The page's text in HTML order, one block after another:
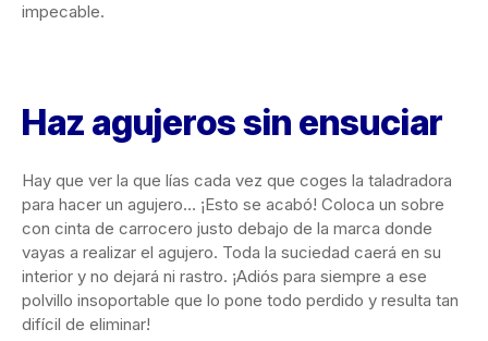
impecable.
Haz agujeros sin ensuciar
Hay que ver la que lías cada vez que coges la taladradora
para hacer un agujero… ¡Esto se acabó! Coloca un sobre
con cinta de carrocero justo debajo de la marca donde
vayas a realizar el agujero. Toda la suciedad caerá en su
interior y no dejará ni rastro. ¡Adiós para siempre a ese
polvillo insoportable que lo pone todo perdido y resulta tan
difícil de eliminar!